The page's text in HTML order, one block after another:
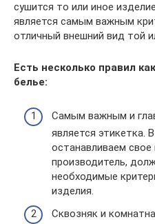
сушится то или иное
является самым важным
отличный внешний вид той
Есть несколько правил
белье:
Самым важным и
является этикетка.
останавливаем свое
производитель,
необходимые
изделия.
Сквозняк и